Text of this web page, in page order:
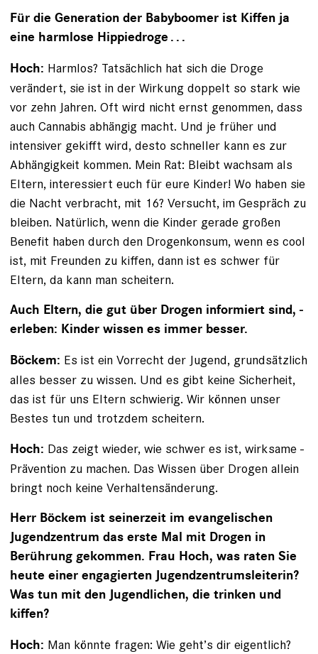
Für die Generation der Babyboomer ist Kiffen ja
eine harmlose Hippiedroge . . .
Hoch: Harmlos? Tatsächlich hat sich die Droge
verändert, sie ist in der Wirkung doppelt so stark wie
vor zehn Jahren. Oft wird nicht ernst genommen, dass
auch Cannabis abhängig macht. Und je früher und
intensiver gekifft wird, desto schneller kann es zur
Abhängigkeit kommen. Mein Rat: Bleibt wachsam als
Eltern, interessiert euch für eure Kinder! Wo haben sie
die Nacht verbracht, mit 16? ­Versucht, im Gespräch zu
bleiben. Natürlich, wenn die Kinder gerade großen
Benefit haben durch den Drogenkonsum, wenn es cool
ist, mit Freunden zu kiffen, dann ist es schwer für
Eltern, da kann man scheitern.
Auch Eltern, die gut über Drogen informiert sind, ­
erleben: Kinder wissen es immer besser.
Böckem: Es ist ein Vorrecht der Jugend, grundsätzlich
­alles besser zu wissen. Und es gibt keine Sicherheit,
das ist für uns Eltern schwierig. Wir können unser
Bestes tun und trotzdem scheitern.
Hoch: Das zeigt wieder, wie schwer es ist, wirksame ­
Prävention zu machen. Das Wissen über Drogen allein
bringt noch keine Verhaltensänderung.
Herr Böckem ist seinerzeit im evangelischen
Jugend­zentrum das erste Mal mit Drogen in
Berührung ge­kommen. Frau Hoch, was raten Sie
heute einer ­engagierten Jugendzentrumsleiterin?
Was tun mit den Jugendlichen, die trinken und
kiffen?
Hoch: Man könnte fragen: Wie geht’s dir eigentlich?